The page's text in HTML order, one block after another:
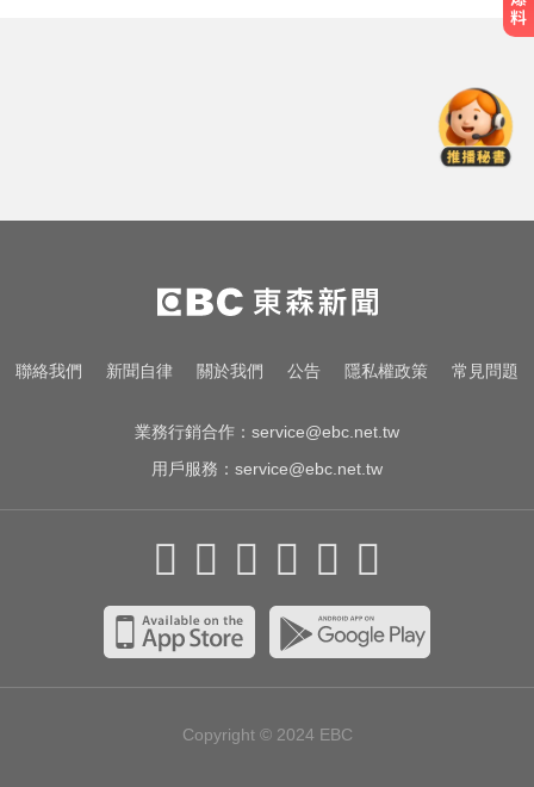
大黎加連2年來台
吃減肥藥竟變「公鴨嗓」！醫示
警：恐傷肝腎、甲狀腺
民進黨資深前輩辭世！前彰化市代
聯絡我們 新聞自律 關於我們 公告 隱私權政策 常見問題
業務行銷合作： service@ebc.net.tw
用戶服務： service@ebc.net.tw
Copyright © 2024 EBC